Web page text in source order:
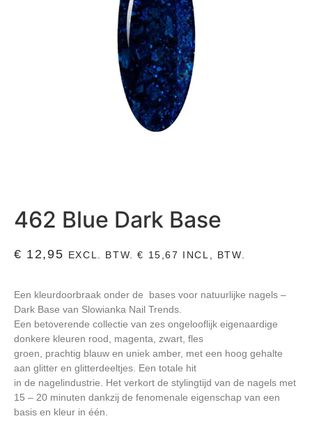
462 Blue Dark Base
€ 12,95 EXCL. BTW.€ 15,67 INCL, BTW.
Een kleurdoorbraak onder de bases voor natuurlijke nagels –
Dark Base van Slowianka Nail Trends.
Een betoverende collectie van zes ongelooflijk eigenaardige
donkere kleuren rood, magenta, zwart, fles
groen, prachtig blauw en uniek amber, met een hoog gehalte
aan glitter en glitterdeeltjes. Een totale hit
in de nagelindustrie. Het verkort de stylingtijd van de nagels met
15 – 20 minuten dankzij de fenomenale eigenschap van een
basis en kleur in één.